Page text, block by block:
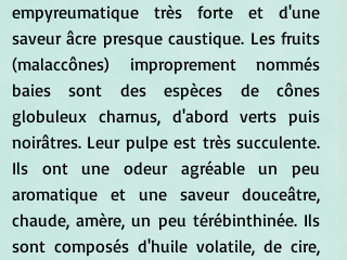
empyreumatique très forte et d'une
saveur âcre presque caustique. Les fruits
(malaccônes) improprement nommés
baies sont des espèces de cônes
globuleux charnus, d'abord verts puis
noirâtres. Leur pulpe est très succulente.
Ils ont une odeur agréable un peu
aromatique et une saveur douceâtre,
chaude, amère, un peu térébinthinée. Ils
sont composés d'huile volatile, de cire,